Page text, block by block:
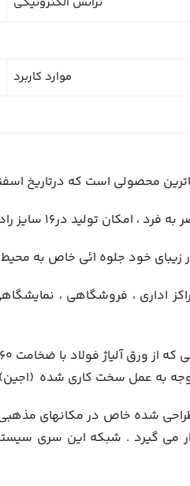
موارد کاربرد
به عمل سخت کاری شده
شده خاص در مكانهاي
مي گيرد . شبكه اين سري